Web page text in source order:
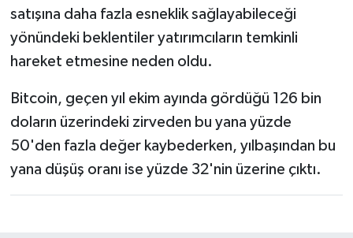
satışına daha fazla esneklik sağlayabileceği
yönündeki beklentiler yatırımcıların temkinli
hareket etmesine neden oldu.
Bitcoin, geçen yıl ekim ayında gördüğü 126 bin
doların üzerindeki zirveden bu yana yüzde
50'den fazla değer kaybederken, yılbaşından bu
yana düşüş oranı ise yüzde 32'nin üzerine çıktı.